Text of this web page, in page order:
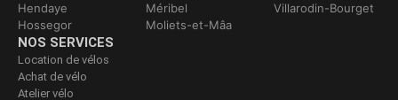
Hendaye
Hossegor
Méribel
Moliets-et-Mâa
Villarodin-Bourget
NOS SERVICES
Location de vélos
Achat de vélo
Atelier vélo